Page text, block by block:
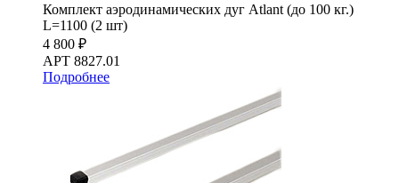
Комплект аэродинамических дуг Atlant (до 100 кг.)
L=1100 (2 шт)
4 800 ₽
АРТ 8827.01
Подробнее